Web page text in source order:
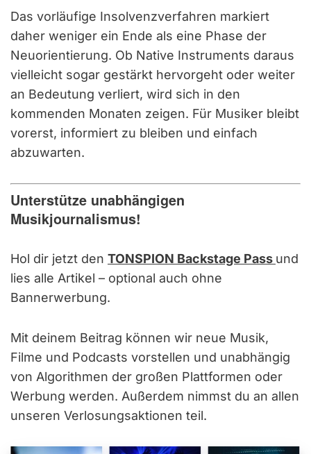
Das vorläufige Insolvenzverfahren markiert
daher weniger ein Ende als eine Phase der
Neuorientierung. Ob Native Instruments daraus
vielleicht sogar gestärkt hervorgeht oder weiter
an Bedeutung verliert, wird sich in den
kommenden Monaten zeigen. Für Musiker bleibt
vorerst, informiert zu bleiben und einfach
abzuwarten.
Unterstütze unabhängigen
Musikjournalismus!
Hol dir jetzt den TONSPION Backstage Pass und
lies alle Artikel – optional auch ohne
Bannerwerbung.
Mit deinem Beitrag können wir neue Musik,
Filme und Podcasts vorstellen und unabhängig
von Algorithmen der großen Plattformen oder
Werbung werden. Außerdem nimmst du an allen
unseren Verlosungsaktionen teil.